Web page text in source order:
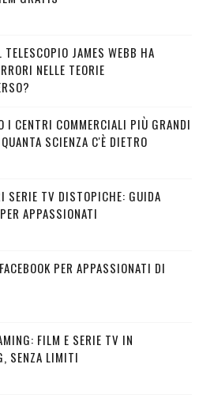
TELESCOPIO JAMES WEBB HA
NELLE TEORIE
I CENTRI COMMERCIALI PIÙ GRANDI
SCIENZA C'È DIETRO
SERIE TV DISTOPICHE: GUIDA
APPASSIONATI
PER APPASSIONATI DI
FILM E SERIE TV IN
SENZA LIMITI